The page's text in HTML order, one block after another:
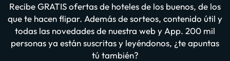
Recibe GRATIS ofertas de hoteles de los buenos, de los
que te hacen flipar. Además de sorteos, contenido útil y
todas las novedades de nuestra web y App. 200 mil
personas ya están suscritas y leyéndonos, ¿te apuntas
tú también?